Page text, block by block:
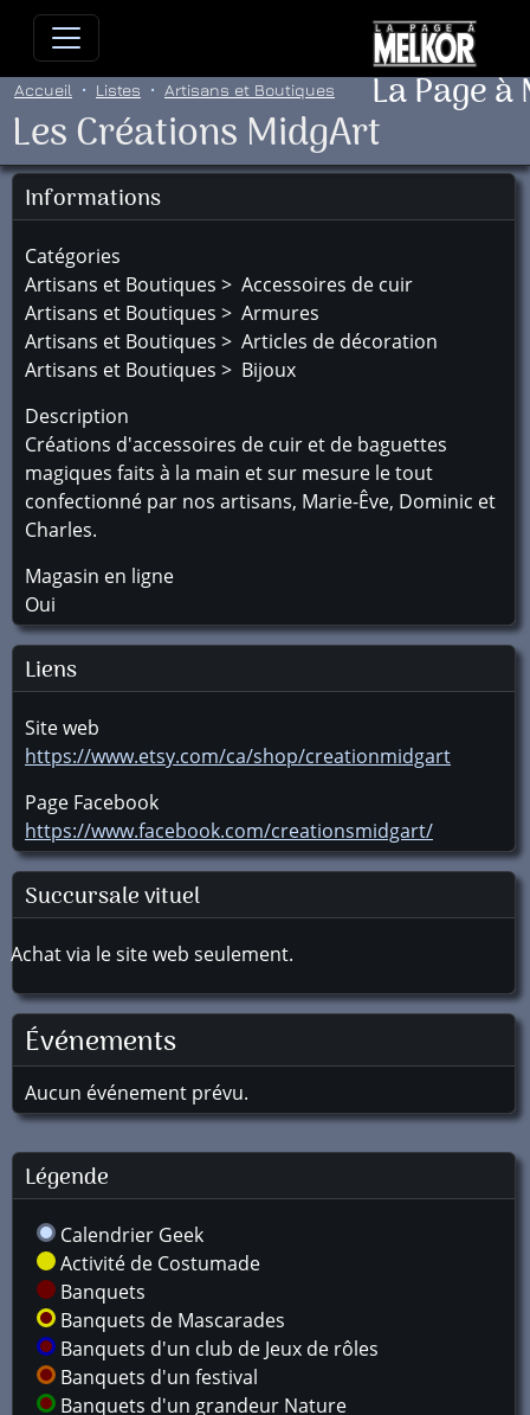
Allez directement au contenu
La Page
Accueil Listes Artisans et Boutiques
Les Créations MidgArt
Informations
Catégories
Artisans et Boutiques > Accessoires de cuir
Artisans et Boutiques > Armures
Artisans et Boutiques > Articles de décoration
Artisans et Boutiques > Bijoux
Description
Créations d'accessoires de cuir et de baguettes
magiques faits à la main et sur mesure le tout
confectionné par nos artisans, Marie-Êve, Dominic et
Charles.
Magasin en ligne
Oui
Liens
Site web
https://www.etsy.com/ca/shop/creationmidgart
Page Facebook
https://www.facebook.com/creationsmidgart/
Succursale vituel
Achat via le site web seulement.
Événements
Aucun événement prévu.
Légende
Calendrier Geek
Activité de Costumade
Banquets
Banquets de Mascarades
Banquets d'un club de Jeux de rôles
Banquets d'un festival
Banquets d'un grandeur Nature